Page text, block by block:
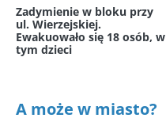
Zadymienie w bloku przy
ul. Wierzejskiej.
Ewakuowało się 18 osób, w
tym dzieci
A może w miasto?